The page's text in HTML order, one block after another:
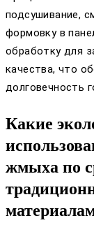
подсушивание,
формовку в
обработку для
качества, что
долговечность
Какие
жмыха по